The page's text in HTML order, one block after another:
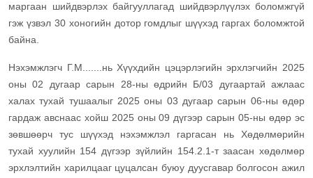
маргаан шийдвэрлэх байгууллагад шийдвэрлүүлэх боломжгүй
гэж үзвэл 30 хоногийн дотор гомдлыг шүүхэд гаргах боломжтой
байна.
Нэхэмжлэгч Г.М.......нь Хүүхдийн цэцэрлэгийн эрхлэгчийн 2025
оны 02 дугаар сарын 28-ны өдрийн Б/03 дугаартай ажлаас
халах тухай тушаалыг 2025 оны 03 дугаар сарын 06-ны өдөр
гардаж авснаас хойш 2025 оны 09 дүгээр сарын 05-ны өдөр эс
зөвшөөрч тус шүүхэд нэхэмжлэл гаргасан нь Хөдөлмөрийн
тухай хуулийн 154 дүгээр зүйлийн 154.2.1-т заасан хөдөлмөр
эрхлэлтийн харилцааг цуцалсан буюу дуусгавар болгосон ажил